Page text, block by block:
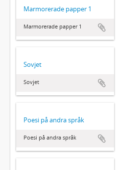
Marmorerade papper 1
Marmorerade papper 1
Sovjet
Sovjet
Poesi på andra språk
Poesi på andra språk